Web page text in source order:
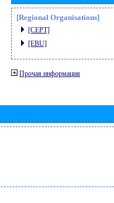
[Regional Organisations]
[CEPT]
[EBU]
Прочая информация